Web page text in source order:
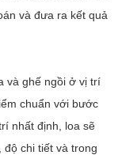
và đưa ra kết quả
và ghế ngồi ở vị trí
chuẩn với bước
nhất định, loa sẽ
chi tiết và trong